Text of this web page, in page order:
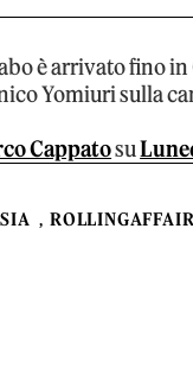
è arrivato fino
Yomiuri sulla
Cappatosu